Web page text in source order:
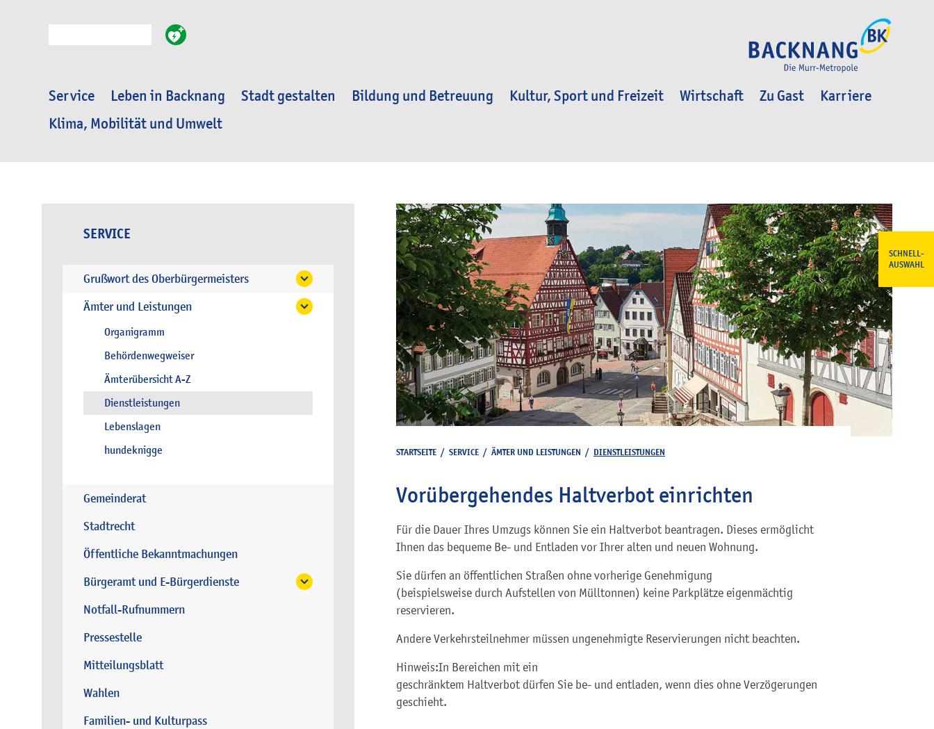
Service Leben in Backnang Stadt gestalten Bildung und Betreuung Kultur, Sport und Freizeit Wirtschaft Zu Gast
Karriere
Klima, Mobilität und Umwelt
SCHNELL-
AUSWAHL
SERVICE
Grußwort des Oberbürgermeisters
Ämter und Leistungen
Organigramm
Behördenwegweiser
Ämterübersicht A-Z
Dienstleistungen
Lebenslagen
hundeknigge
Gemeinderat
Stadtrecht
Öffentliche Bekanntmachungen
Bürgeramt und E-Bürgerdienste
Notfall-Rufnummern
Pressestelle
Mitteilungsblatt
Wahlen
Familien- und Kulturpass
STARTSEITE / SERVICE / ÄMTER UND LEISTUNGEN / DIENSTLEISTUNGEN
Vorübergehendes Haltverbot einrichten
Für die Dauer Ihres Umzugs können Sie ein Haltverbot beantragen. Dieses ermöglicht
Ihnen das bequeme Be- und Entladen vor Ihrer alten und neuen Wohnung.
Sie dürfen an öffentlichen Straßen ohne vorherige Genehmigung
(beispielsweise durch Aufstellen von Mülltonnen) keine Parkplätze eigenmächtig
reservieren.
Andere Verkehrsteilnehmer müssen ungenehmigte Reservierungen nicht beachten.
Hinweis:In Bereichen mit ein
geschränktem Haltverbot dürfen Sie be- und entladen, wenn dies ohne Verzögerungen
geschieht.